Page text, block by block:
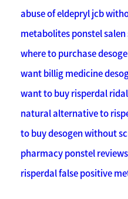
abuse of eldepryl jcb
metabolites ponstel
where to purchase
want billig medicine
want to buy risperdal
natural alternative to
to buy desogen without
pharmacy ponstel
risperdal false positive